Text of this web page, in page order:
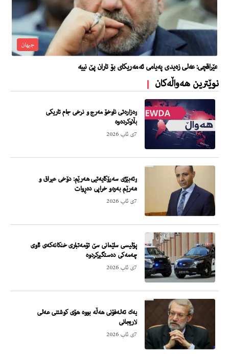
جیهان
عێراقچی: عەلی زەیدی پەیامی ئەمەریکای بۆ تاران پێ نییە
نوێترین هەواڵەکان
وەزارەتی ناوخۆ مەرج و نرخی جام تاریکی
بڵاوکردەوە
7ی ئاب 2026
وته‌بێژى سه‌رۆكایه‌تیى هه‌رێم: دۆخى عیراق و
هه‌رێم به‌ره‌و خراپى ده‌ڕوات
7ی ئاب 2026
پۆلیسى سلێمانى سێ تۆمه‌تبارى خنكانه‌كه‌ى ئاوى
چه‌مه‌كى ده‌ستگیركردوه‌
7ی ئاب 2026
یه‌ك ته‌له‌فۆنى هه‌ڵه‌ بووه‌ هۆى كوشتنى عه‌لى
لاریجانى
7ی ئاب 2026